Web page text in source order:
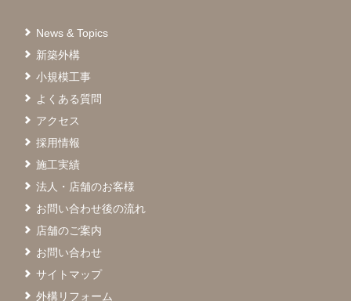
News & Topics
新築外構
小規模工事
よくある質問
アクセス
採用情報
施工実績
法人・店舗のお客様
お問い合わせ後の流れ
店舗のご案内
お問い合わせ
サイトマップ
外構リフォーム